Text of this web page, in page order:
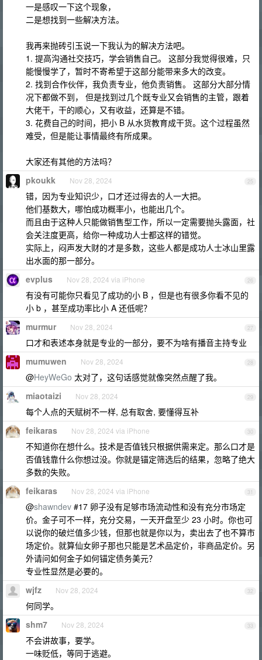
一是感叹一下这个现象，
二是想找到一些解决方法。
我再来抛砖引玉说一下我认为的解决方法吧。
1. 提高沟通社交技巧，学会销售自己。 这部分我觉得很难，只
能慢慢学了，暂时不寄希望于这部分能带来多大的改变。
2. 找到合作伙伴，我负责专业，他负责销售。 这部分大部分情
况下都做不到， 但是找到过几个既专业又会销售的主管，跟着
大佬干，干的顺心，又有收益，还算是不错。
3. 花费自己的时间，把小 B 从水货教育成干货。这个过程虽然
难受，但是能让事情最终有所成果。
大家还有其他的方法吗？
25
pkoukk Nov 28, 2024
错，因为专业知识少，口才还过得去的人一大把。
他们基数大，哪怕成功概率小，也能出几个。
而且由于这种人只能做销售型工作，所以一定需要抛头露面，社
会关注度更高，给你一种成功人士都这样的错觉。
实际上，闷声发大财的才是多数，这些人都是成功人士冰山里露
出水面的那一部分。
26
evplus Nov 28, 2024 via iPhone
有没有可能你只看见了成功的小 B ，但是也有很多你看不见的
小 b ，甚至成功率比小 A 还低呢？
27
murmur Nov 28, 2024
口才和表述本身就是专业的一部分，要不为啥有播音主持专业
28
mumuwen Nov 28, 2024
@HeyWeGo 太对了，这句话感觉就像突然点醒了我。
29
miaotaizi Nov 28, 2024
每个人点的天赋树不一样, 总有取舍, 要懂得互补
30
feikaras Nov 28, 2024 via iPhone
不知道你在想什么。技术是否值钱只根据供需来定。那么口才是
否值钱靠什么你想过没。你就是锚定筛选后的结果，忽略了绝大
多数的失败。
31
feikaras Nov 28, 2024 via iPhone
@shawndev #17 卵子没有足够市场流动性和没有充分市场定
价。金子可不一样，充分交易，一天开盘至少 23 小时。你也可
以说你的破烂值多少钱，但那也就是你以为，卖出去了也不算市
场定价。就算仙女卵子那也只能是艺术品定价，非商品定价。另
外请问如何金子如何锚定债务美元？
专业性显然是必要的。
32
wjfz Nov 28, 2024
何同学。
33
shm7 Nov 28, 2024
不会讲故事，要学。
一味贬低，等同于逃避。